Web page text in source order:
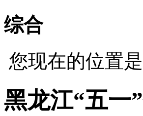
综合
您现在的位置是
黑龙江“五一